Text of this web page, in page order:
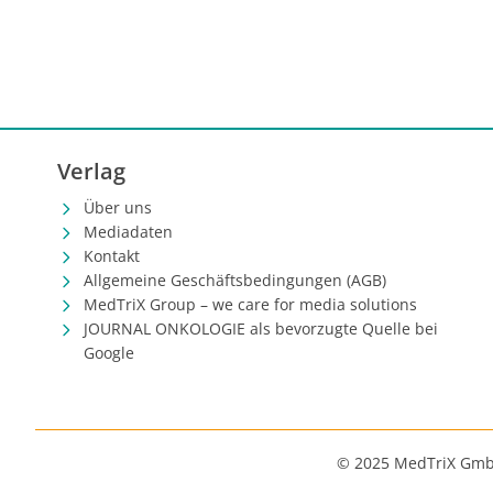
Verlag
Über uns
Mediadaten
Kontakt
Allgemeine Geschäftsbedingungen (AGB)
MedTriX Group – we care for media solutions
JOURNAL ONKOLOGIE als bevorzugte Quelle bei
Google
© 2025 MedTriX